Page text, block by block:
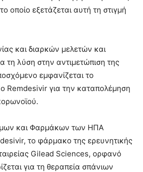
οποίο εξετάζεται αυτή τη στιγμή
και διαρκών μελετών και
τη λύση στην αντιμετώπιση της
εμφανίζεται το
Remdesivir για την καταπολέμηση
και Φαρμάκων των ΗΠΑ
το φάρμακο της ερευνητικής
Gilead Sciences, ορφανό
για τη θεραπεία σπάνιων